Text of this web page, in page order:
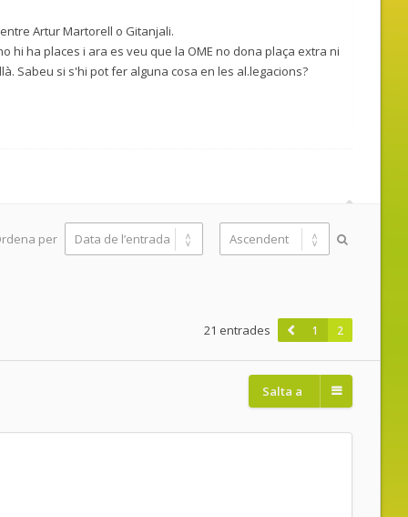
Artur Martorell o Gitanjali.
hi ha places i ara es veu que la OME no dona plaça extra ni
Sabeu si s'hi pot fer alguna cosa en les al.legacions?
per
21 entrades 1 2
Salta a